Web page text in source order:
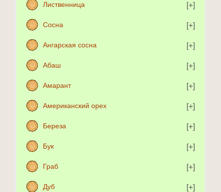
Лиственница
Сосна
Ангарская сосна
Абаш
Амарант
Американский орех
Береза
Бук
Граб
Дуб